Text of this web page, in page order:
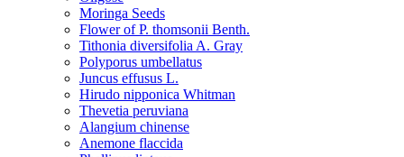
Moringa Seeds
Flower of P. thomsonii Benth.
Tithonia diversifolia A. Gray
Polyporus umbellatus
Juncus effusus L.
Hirudo nipponica Whitman
Thevetia peruviana
Alangium chinense
Anemone flaccida